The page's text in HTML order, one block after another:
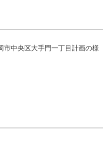
市中央区大手門一丁目計画の様